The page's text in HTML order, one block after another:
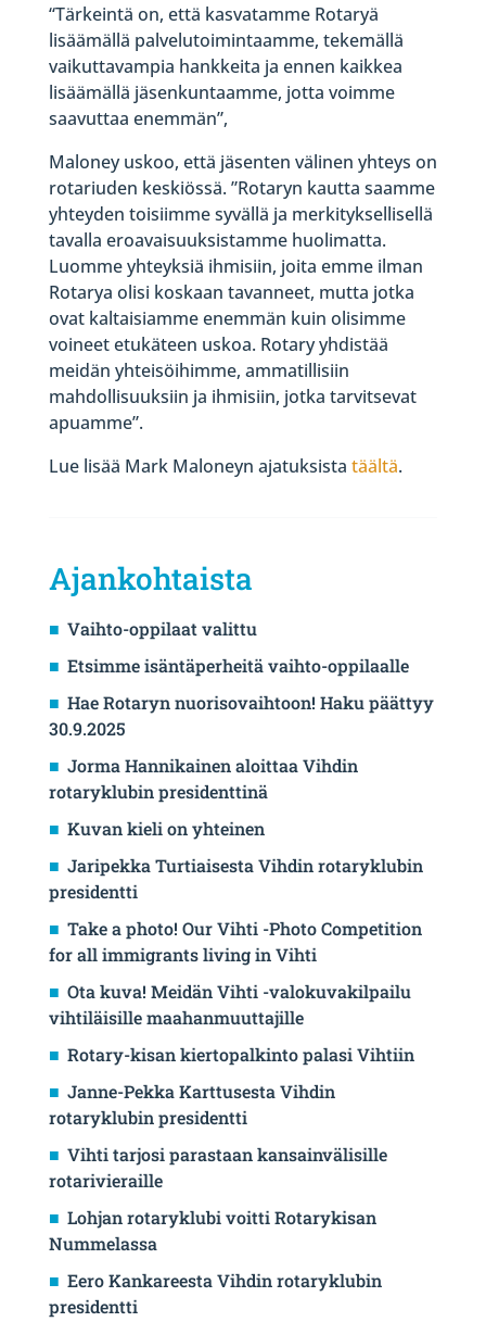
“Tärkeintä on, että kasvatamme Rotaryä
lisäämällä palvelutoimintaamme, tekemällä
vaikuttavampia hankkeita ja ennen kaikkea
lisäämällä jäsenkuntaamme, jotta voimme
saavuttaa enemmän”,
Maloney uskoo, että jäsenten välinen yhteys on
rotariuden keskiössä. ”Rotaryn kautta saamme
yhteyden toisiimme syvällä ja merkityksellisellä
tavalla eroavaisuuksistamme huolimatta.
Luomme yhteyksiä ihmisiin, joita emme ilman
Rotarya olisi koskaan tavanneet, mutta jotka
ovat kaltaisiamme enemmän kuin olisimme
voineet etukäteen uskoa. Rotary yhdistää
meidän yhteisöihimme, ammatillisiin
mahdollisuuksiin ja ihmisiin, jotka tarvitsevat
apuamme”.
Lue lisää Mark Maloneyn ajatuksista täältä.
Ajankohtaista
Vaihto-oppilaat valittu
Etsimme isäntäperheitä vaihto-oppilaalle
Hae Rotaryn nuorisovaihtoon! Haku päättyy
30.9.2025
Jorma Hannikainen aloittaa Vihdin
rotaryklubin presidenttinä
Kuvan kieli on yhteinen
Jaripekka Turtiaisesta Vihdin rotaryklubin
presidentti
Take a photo! Our Vihti -Photo Competition
for all immigrants living in Vihti
Ota kuva! Meidän Vihti -valokuvakilpailu
vihtiläisille maahanmuuttajille
Rotary-kisan kiertopalkinto palasi Vihtiin
Janne-Pekka Karttusesta Vihdin
rotaryklubin presidentti
Vihti tarjosi parastaan kansainvälisille
rotarivieraille
Lohjan rotaryklubi voitti Rotarykisan
Nummelassa
Eero Kankareesta Vihdin rotaryklubin
presidentti